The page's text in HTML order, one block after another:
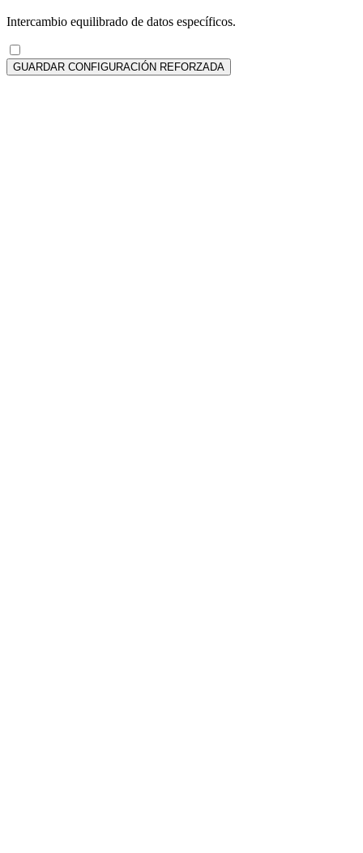
Intercambio equilibrado de datos específicos.
GUARDAR CONFIGURACIÓN REFORZADA